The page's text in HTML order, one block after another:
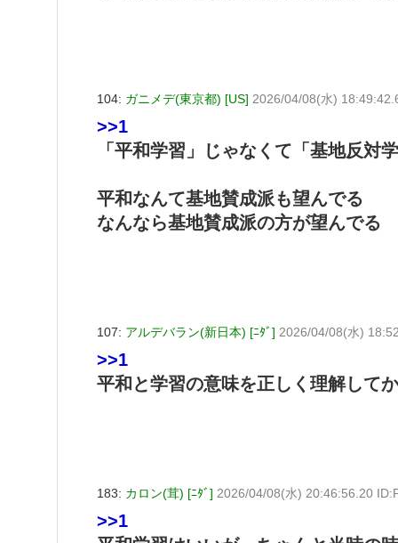
104: ガニメデ(東京都) [US] 2026/04/08(水)
>>1
「平和学習」じゃなくて「基地反対
平和なんて基地賛成派も望んでる
なんなら基地賛成派の方が望んでる
107: アルデバラン(新日本) [ﾆﾀﾞ] 2026/04/08(水)
>>1
平和と学習の意味を正しく理解して
183: カロン(茸) [ﾆﾀﾞ] 2026/04/08(水) 20:46:56.20
>>1